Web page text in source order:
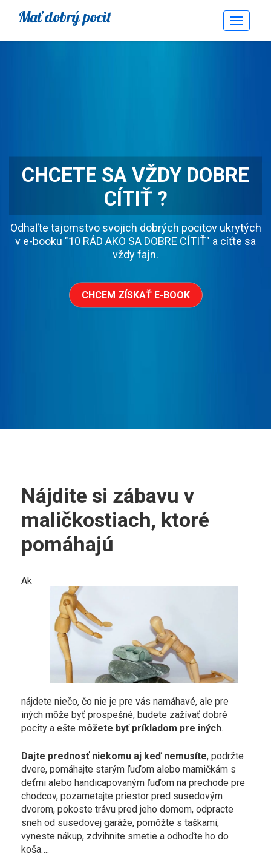
CHCETE SA VŽDY DOBRE
CÍTIŤ ?
Odhaľte tajomstvo svojich dobrých pocitov ukrytých
v e-booku "10 RÁD AKO SA DOBRE CÍTIŤ" a cíťte sa
vždy fajn.
CHCEM ZÍSKAŤ E-BOOK
Mať dobrý pocit
Toggle
Nájdite si zábavu v
maličkostiach, ktoré
pomáhajú
Ak
nájdete niečo, čo nie je pre vás namáhavé, ale pre
iných môže byť prospešné, budete zažívať dobré
pocity a ešte môžete byť príkladom pre iných.
Dajte prednosť niekomu aj keď nemusíte, podržte
dvere, pomáhajte starým ľuďom alebo mamičkám s
deťmi alebo handicapovaným ľuďom na prechode pre
chodcov, pozametajte priestor pred susedovým
dvorom, pokoste trávu pred jeho domom, odpracte
sneh od susedovej garáže, pomôžte s taškami,
vyneste nákup, zdvihnite smetie a odhoďte ho do
koša….